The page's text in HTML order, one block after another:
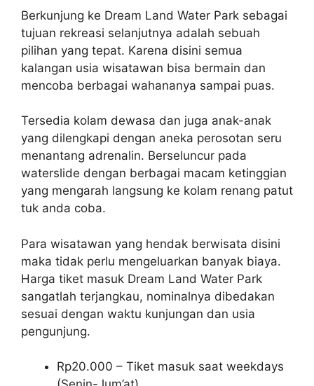
Berkunjung ke Dream Land Water Park sebagai
tujuan rekreasi selanjutnya adalah sebuah
pilihan yang tepat. Karena disini semua
kalangan usia wisatawan bisa bermain dan
mencoba berbagai wahananya sampai puas.
Tersedia kolam dewasa dan juga anak-anak
yang dilengkapi dengan aneka perosotan seru
menantang adrenalin. Berseluncur pada
waterslide dengan berbagai macam ketinggian
yang mengarah langsung ke kolam renang patut
tuk anda coba.
Para wisatawan yang hendak berwisata disini
maka tidak perlu mengeluarkan banyak biaya.
Harga tiket masuk Dream Land Water Park
sangatlah terjangkau, nominalnya dibedakan
sesuai dengan waktu kunjungan dan usia
pengunjung.
Rp20.000 – Tiket masuk saat weekdays